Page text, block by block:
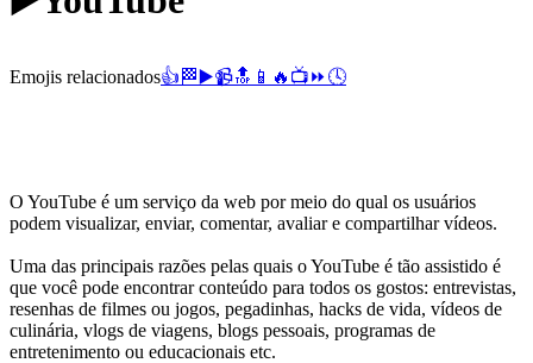
Emojis relacionados👍 🏁▶️📹🔝 📱 🔥 📺⏩🕓
O YouTube é um serviço da web por meio do qual os usuários
podem visualizar, enviar, comentar, avaliar e compartilhar vídeos.
Uma das principais razões pelas quais o YouTube é tão assistido é
que você pode encontrar conteúdo para todos os gostos: entrevistas,
resenhas de filmes ou jogos, pegadinhas, hacks de vida, vídeos de
culinária, vlogs de viagens, blogs pessoais, programas de
entretenimento ou educacionais etc.